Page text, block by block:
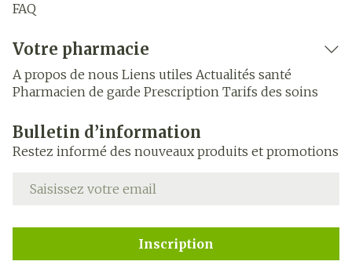
FAQ
Votre pharmacie
A propos de nous Liens utiles Actualités santé
Pharmacien de garde Prescription Tarifs des soins
Bulletin d’information
Restez informé des nouveaux produits et promotions
Adresse mail
Inscription